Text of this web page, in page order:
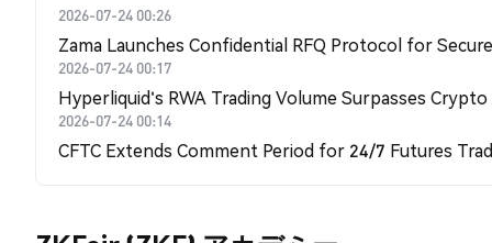
2026-07-24 00:26
Zama Launches Confidential RFQ Protocol for
2026-07-24 00:17
Hyperliquid's RWA Trading Volume Surpasses
2026-07-24 00:14
CFTC Extends Comment Period for 24/7 Futures